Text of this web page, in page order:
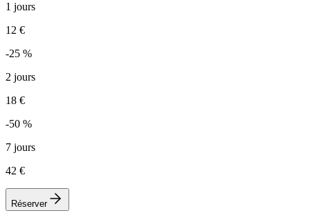
1 jours
12 €
-25 %
2 jours
18 €
-50 %
7 jours
42 €
Réserver